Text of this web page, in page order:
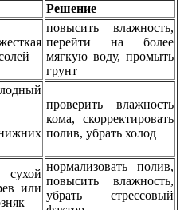
Решение
повысить влажность,
перейти на более
мягкую воду, промыть
грунт
проверить влажность
кома, скорректировать
полив, убрать холод
или
нормализовать полив,
повысить влажность,
убрать стрессовый